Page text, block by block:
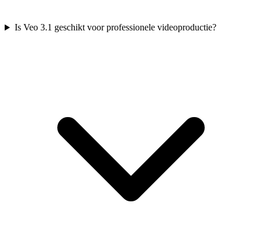
Is Veo 3.1 geschikt voor professionele videoproductie?